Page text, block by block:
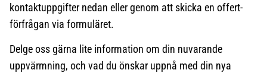
kontaktuppgifter nedan eller genom att skicka en offert-
förfrågan via formuläret.
Delge oss gärna lite information om din nuvarande
uppvärmning, och vad du önskar uppnå med din nya